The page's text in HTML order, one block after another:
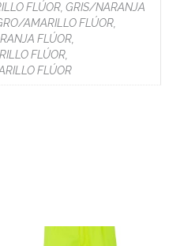
FLÚOR, GRIS/NARANJA
AMARILLO FLÚOR,
FLÚOR,
FLÚOR,
FLÚOR
24,69 € hasta 28,39 €
tiene múltiples variantes.
Rango de precios: